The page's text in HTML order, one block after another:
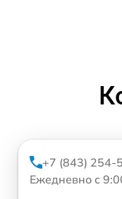
+7 (843) 254-
Ежедневно с